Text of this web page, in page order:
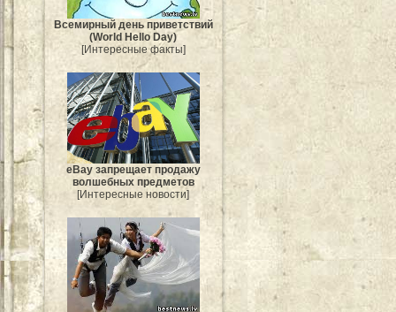
Всемирный день приветствий
(World Hello Day)
[Интересные факты]
eBay запрещает продажу
волшебных предметов
[Интересные новости]